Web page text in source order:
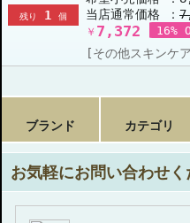
残り 1 個
当店通常価格 ：
￥ 7,372 16%
[その他スキンケ
ブランド カテゴリ
お気軽にお問い合わせく